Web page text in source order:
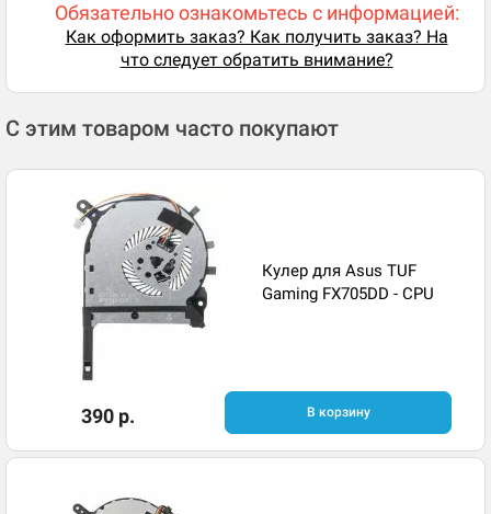
Обязательно ознакомьтесь с информацией:
Как оформить заказ? Как получить заказ? На
что следует обратить внимание?
С этим товаром часто покупают
Кулер для Asus TUF
Gaming FX705DD - CPU
390 р. В корзину